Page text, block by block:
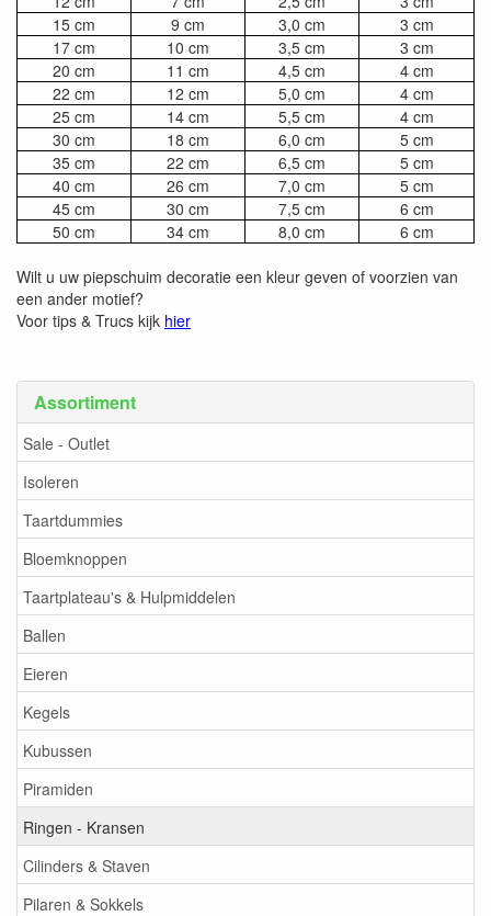
Assortiment
Sale - Outlet
Isoleren
Taartdummies
Bloemknoppen
Taartplateau's & Hulpmiddelen
Ballen
Eieren
Kegels
Kubussen
Piramiden
Ringen - Kransen
Cilinders & Staven
Pilaren & Sokkels
15 cm
9 cm 3,0 cm
3 cm
17 cm
10 cm 3,5 cm
3 cm
20 cm
11 cm 4,5 cm
4 cm
22 cm
12 cm 5,0 cm
4 cm
25 cm
14 cm 5,5 cm
4 cm
30 cm
18 cm 6,0 cm
5 cm
35 cm
22 cm 6,5 cm
5 cm
40 cm
26 cm 7,0 cm
5 cm
45 cm
30 cm 7,5 cm
6 cm
50 cm
34 cm 8,0 cm 6 cm
Wilt u uw piepschuim decoratie een kleur geven of voorzien van
een ander motief?
Voor tips & Trucs kijk hier